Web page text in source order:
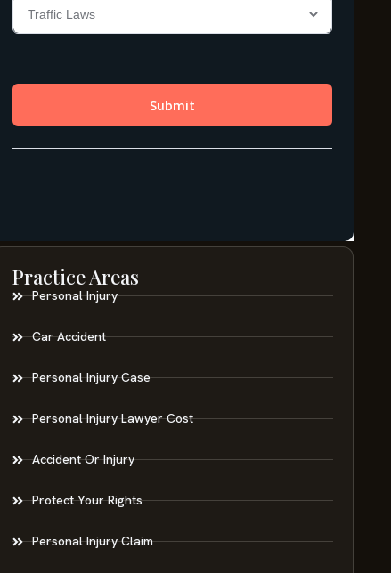
Practice Areas
Personal Injury
Car Accident
Personal Injury Case
Personal Injury Lawyer Cost
Accident Or Injury
Protect Your Rights
Personal Injury Claim